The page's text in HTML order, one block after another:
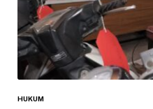
HUKUM